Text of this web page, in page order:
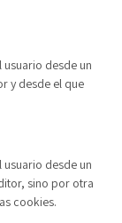
usuario desde un
y desde el que
usuario desde un
sino por otra
cookies.